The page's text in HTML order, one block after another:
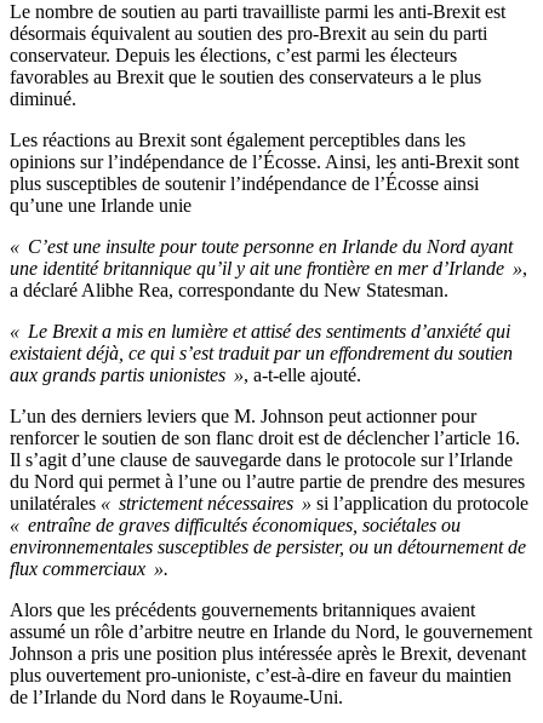
Le nombre de soutien au parti travailliste parmi les anti-Brexit est
désormais équivalent au soutien des pro-Brexit au sein du parti
conservateur. Depuis les élections, c’est parmi les électeurs
favorables au Brexit que le soutien des conservateurs a le plus
diminué.
Les réactions au Brexit sont également perceptibles dans les
opinions sur l’indépendance de l’Écosse. Ainsi, les anti-Brexit sont
plus susceptibles de soutenir l’indépendance de l’Écosse ainsi
qu’une une Irlande unie
« C’est une insulte pour toute personne en Irlande du Nord ayant
une identité britannique qu’il y ait une frontière en mer d’Irlande »,
a déclaré Alibhe Rea, correspondante du New Statesman.
« Le Brexit a mis en lumière et attisé des sentiments d’anxiété qui
existaient déjà, ce qui s’est traduit par un effondrement du soutien
aux grands partis unionistes », a-t-elle ajouté.
L’un des derniers leviers que M. Johnson peut actionner pour
renforcer le soutien de son flanc droit est de déclencher l’article 16.
Il s’agit d’une clause de sauvegarde dans le protocole sur l’Irlande
du Nord qui permet à l’une ou l’autre partie de prendre des mesures
unilatérales « strictement nécessaires » si l’application du protocole
« entraîne de graves difficultés économiques, sociétales ou
environnementales susceptibles de persister, ou un détournement de
flux commerciaux ».
Alors que les précédents gouvernements britanniques avaient
assumé un rôle d’arbitre neutre en Irlande du Nord, le gouvernement
Johnson a pris une position plus intéressée après le Brexit, devenant
plus ouvertement pro-unioniste, c’est-à-dire en faveur du maintien
de l’Irlande du Nord dans le Royaume-Uni.